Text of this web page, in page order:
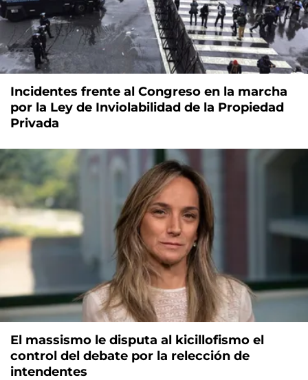
Incidentes frente al Congreso en la marcha
por la Ley de Inviolabilidad de la Propiedad
Privada
El massismo le disputa al kicillofismo el
control del debate por la relección de
intendentes